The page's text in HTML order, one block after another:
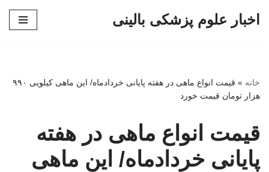
اخبار علوم پزشکی بالینی
خانه »
قیمت انواع ماهی در هفته پایانی خردادماه/ این ماهی کیلویی ۹۹۰
هزار تومان قیمت خورد
قیمت انواع ماهی در هفته
پایانی خردادماه/ این ماهی